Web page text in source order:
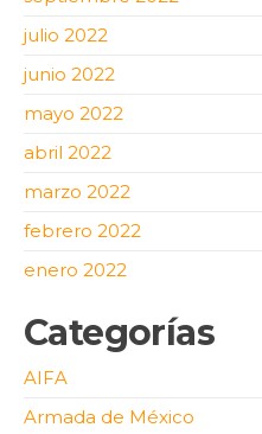
julio 2022
junio 2022
mayo 2022
abril 2022
marzo 2022
febrero 2022
enero 2022
Categorías
AIFA
Armada de México